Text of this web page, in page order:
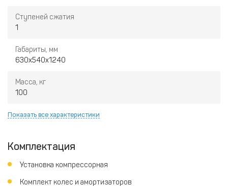
Ступеней сжатия
1
Габариты, мм
630x540x1240
Масса, кг
100
Показать все характеристики
Комплектация
Установка компрессорная
Комплект колес и амортизаторов